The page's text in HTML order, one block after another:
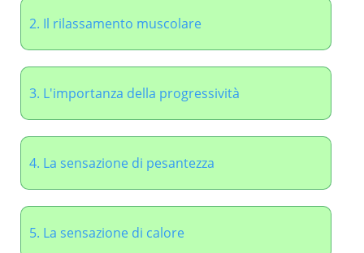
2. Il rilassamento muscolare
3. L'importanza della progressività
4. La sensazione di pesantezza
5. La sensazione di calore